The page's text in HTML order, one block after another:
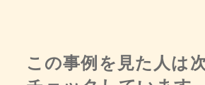
この事例を見た人は